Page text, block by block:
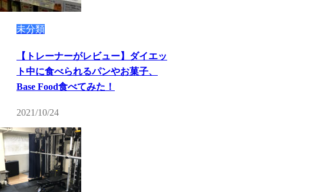
未分類
【トレーナーがレビュー】ダイエッ
ト中に食べられるパンやお菓子、
Base Food食べてみた！
2021/10/24